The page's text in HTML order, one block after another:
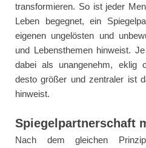
transformieren. So ist jeder
Leben begegnet, ein
eigenen ungelösten und
und Lebensthemen hinweist.
dabei als unangenehm, eklig
desto größer und zentraler ist
hinweist.
Spiegelpartnerschaft
Nach dem gleichen